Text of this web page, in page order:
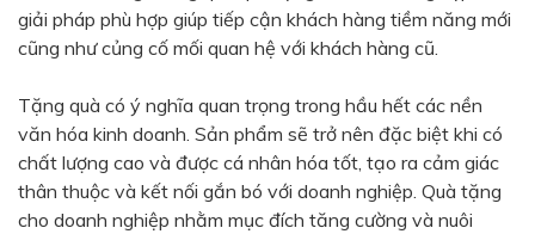
Xanh dương - Bạc
Xanh lá - Bạc
Tím - Bạc
Đỏ - Bạc
Bạc - Xanh dương
Bạc - Xanh lá
Bạc - Cam
Bạc - Đỏ
giải pháp phù hợp giúp tiếp cận khách hàng tiềm năng mới
cũng như củng cố mối quan hệ với khách hàng cũ.
Tặng quà có ý nghĩa quan trọng trong hầu hết các nền
văn hóa kinh doanh. Sản phẩm sẽ trở nên đặc biệt khi có
chất lượng cao và được cá nhân hóa tốt, tạo ra cảm giác
thân thuộc và kết nối gắn bó với doanh nghiệp. Quà tặng
cho doanh nghiệp nhằm mục đích tăng cường và nuôi